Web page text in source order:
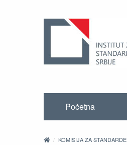
Početna
KOMISIJA ZA STANDARDE